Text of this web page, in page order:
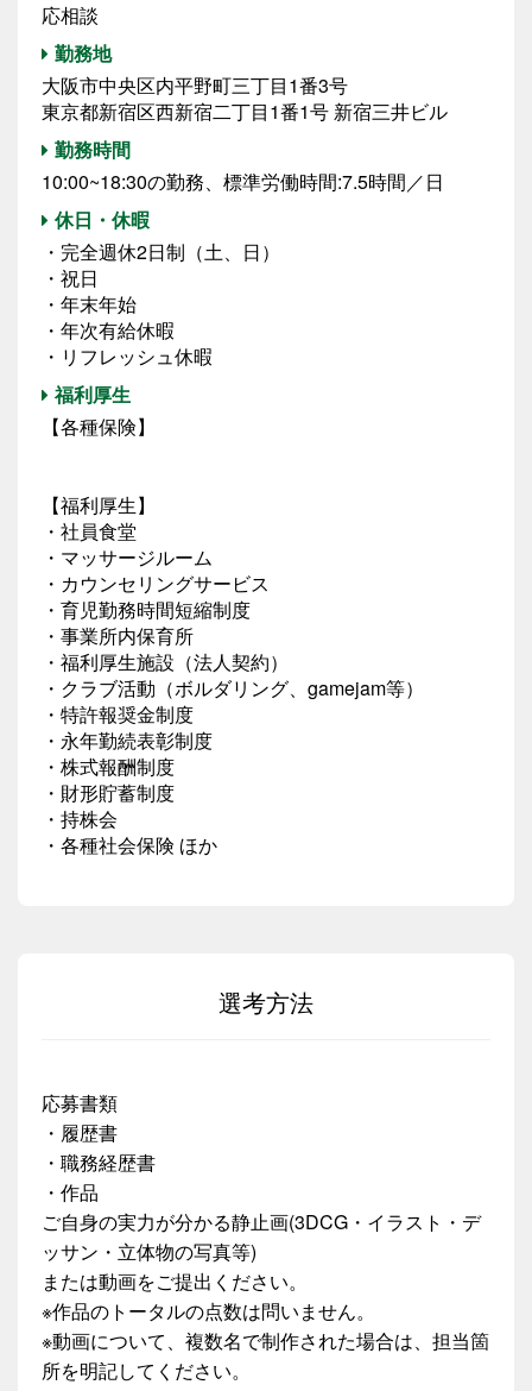
応相談
勤務地
大阪市中央区内平野町三丁目1番3号
東京都新宿区西新宿二丁目1番1号 新宿三井ビル
勤務時間
10:00~18:30の勤務、標準労働時間:7.5時間／日
休日・休暇
・完全週休2日制（土、日）
・祝日
・年末年始
・年次有給休暇
・リフレッシュ休暇
福利厚生
【各種保険】
【福利厚生】
・社員食堂
・マッサージルーム
・カウンセリングサービス
・育児勤務時間短縮制度
・事業所内保育所
・福利厚生施設（法人契約）
・クラブ活動（ボルダリング、gamejam等）
・特許報奨金制度
・永年勤続表彰制度
・株式報酬制度
・財形貯蓄制度
・持株会
・各種社会保険 ほか
選考方法
応募書類
・履歴書
・職務経歴書
・作品
ご自身の実力が分かる静止画(3DCG・イラスト・デ
ッサン・立体物の写真等)
または動画をご提出ください。
※作品のトータルの点数は問いません。
※動画について、複数名で制作された場合は、担当箇
所を明記してください。